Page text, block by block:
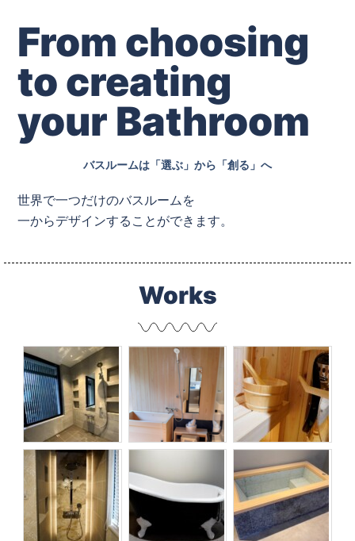
From choosing
to creating
your Bathroom
バスルームは「選ぶ」から「創る」へ
世界で一つだけのバスルームを
一からデザインすることができます。
Works